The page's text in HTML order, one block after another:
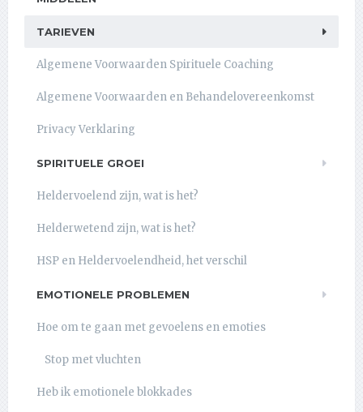
TARIEVEN
Algemene Voorwaarden Spirituele Coaching
Algemene Voorwaarden en Behandelovereenkomst
Privacy Verklaring
SPIRITUELE GROEI
Heldervoelend zijn, wat is het?
Helderwetend zijn, wat is het?
HSP en Heldervoelendheid, het verschil
EMOTIONELE PROBLEMEN
Hoe om te gaan met gevoelens en emoties
Stop met vluchten
Heb ik emotionele blokkades